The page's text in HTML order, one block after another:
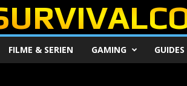
FILME & SERIEN GAMING GUIDES